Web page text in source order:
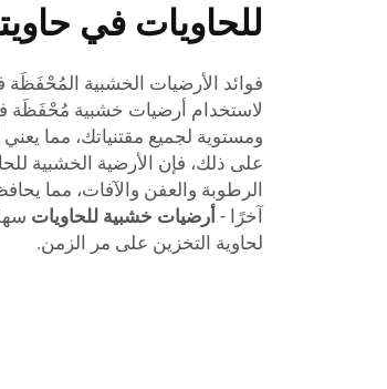
للحاويات في
فوائد الأرضيات الخشبية المُحْفَظَة
لاستخدام أرضيات خشبية مُحْفَظَة
ومستوية لجميع مقتنياتك، مما
الرطوبة والعفن والآفات، مما
آخرًا - أرضيات خشبية للحاويات
لحاوية التخزين على مر الزمن.